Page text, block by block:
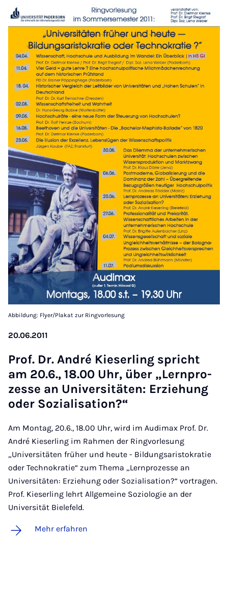
Abbildung: Flyer/Plakat zur Ringvorlesung
20.06.2011
Prof. Dr. An­dré Kie­ser­ling spricht
am 20.6., 18.00 Uhr, über „Lern­pro­
zes­se an Uni­ver­si­tä­ten: Er­zie­hung
oder So­zi­a­li­sa­ti­on?“
Am Montag, 20.6., 18.00 Uhr, wird im Audimax Prof. Dr.
André Kieserling im Rahmen der Ringvorlesung
„Universitäten früher und heute - Bildungsaristokratie
oder Technokratie“ zum Thema „Lernprozesse an
Universitäten: Erziehung oder Sozialisation?“ vortragen.
Prof. Kieserling lehrt Allgemeine Soziologie an der
Universität Bielefeld.
Mehr erfahren